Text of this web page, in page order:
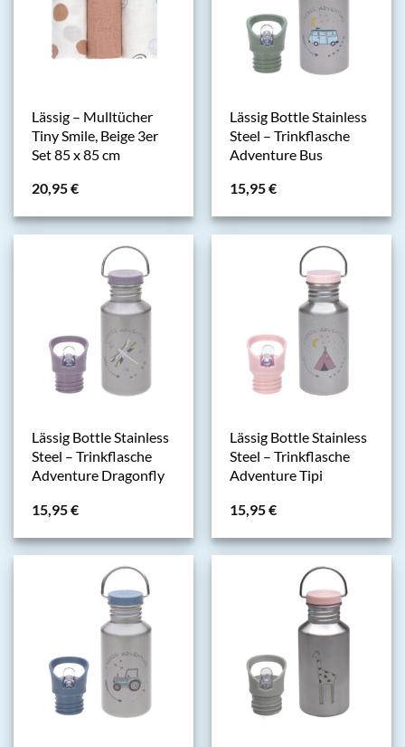
Lässig – Mulltücher
Tiny Smile, Beige 3er
Set 85 x 85 cm
20,95€
Lässig Bottle Stainless
Steel – Trinkflasche
Adventure Bus
15,95€
Lässig Bottle Stainless
Steel – Trinkflasche
Adventure Dragonfly
15,95€
Lässig Bottle Stainless
Steel – Trinkflasche
Adventure Tipi
15,95€